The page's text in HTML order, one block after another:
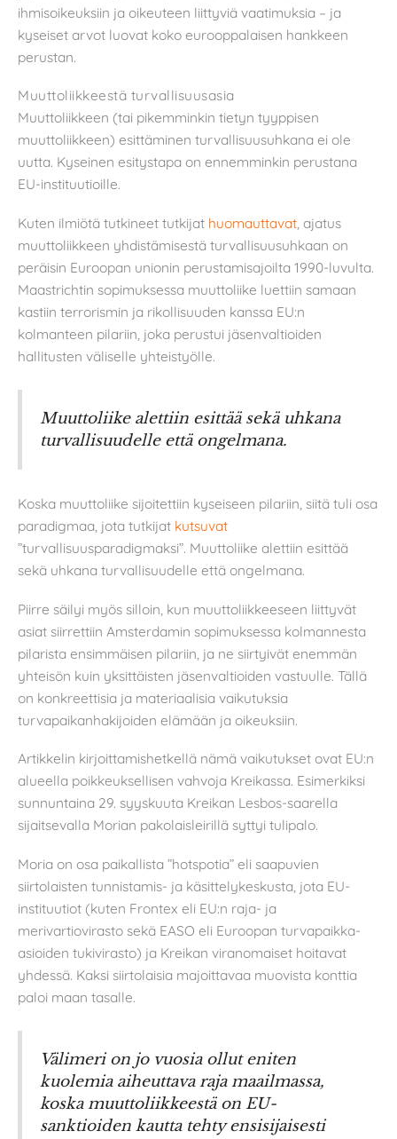
ihmisoikeuksiin ja oikeuteen liittyviä vaatimuksia – ja
kyseiset arvot luovat koko eurooppalaisen hankkeen
perustan.
Muuttoliikkeestä turvallisuusasia
Muuttoliikkeen (tai pikemminkin tietyn tyyppisen
muuttoliikkeen) esittäminen turvallisuusuhkana ei ole
uutta. Kyseinen esitystapa on ennemminkin perustana
EU-instituutioille.
Kuten ilmiötä tutkineet tutkijat huomauttavat , ajatus
muuttoliikkeen yhdistämisestä turvallisuusuhkaan on
peräisin Euroopan unionin perustamisajoilta 1990-luvulta.
Maastrichtin sopimuksessa muuttoliike luettiin samaan
kastiin terrorismin ja rikollisuuden kanssa EU:n
kolmanteen pilariin, joka perustui jäsenvaltioiden
hallitusten väliselle yhteistyölle.
Muuttoliike alettiin esittää sekä uhkana
turvallisuudelle että ongelmana.
Koska muuttoliike sijoitettiin kyseiseen pilariin, siitä tuli osa
paradigmaa, jota tutkijat kutsuvat
”turvallisuusparadigmaksi”. Muuttoliike alettiin esittää
sekä uhkana turvallisuudelle että ongelmana.
Piirre säilyi myös silloin, kun muuttoliikkeeseen liittyvät
asiat siirrettiin Amsterdamin sopimuksessa kolmannesta
pilarista ensimmäisen pilariin, ja ne siirtyivät enemmän
yhteisön kuin yksittäisten jäsenvaltioiden vastuulle. Tällä
on konkreettisia ja materiaalisia vaikutuksia
turvapaikanhakijoiden elämään ja oikeuksiin.
Artikkelin kirjoittamishetkellä nämä vaikutukset ovat EU:n
alueella poikkeuksellisen vahvoja Kreikassa. Esimerkiksi
sunnuntaina 29. syyskuuta Kreikan Lesbos-saarella
sijaitsevalla Morian pakolaisleirillä syttyi tulipalo.
Moria on osa paikallista ”hotspotia” eli saapuvien
siirtolaisten tunnistamis- ja käsittelykeskusta, jota EU-
instituutiot (kuten Frontex eli EU:n raja- ja
merivartiovirasto sekä EASO eli Euroopan turvapaikka-
asioiden tukivirasto) ja Kreikan viranomaiset hoitavat
yhdessä. Kaksi siirtolaisia majoittavaa muovista konttia
paloi maan tasalle.
Välimeri on jo vuosia ollut eniten
kuolemia aiheuttava raja maailmassa,
koska muuttoliikkeestä on EU-
sanktioiden kautta tehty ensisijaisesti